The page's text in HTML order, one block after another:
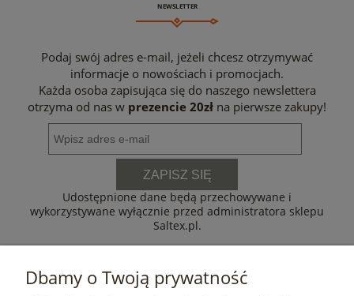
NEWSLETTER
Podaj swój adres e-mail, jeżeli chcesz otrzymywać
informacje o nowościach i promocjach.
Każda osoba zapisująca się do naszego newslettera
otrzyma od nas w prezencie 20zł na pierwsze zakupy!
ZAPISZ SIĘ
Udostępnione dane będą przechowywane i
wykorzystywane wyłącznie przed administratora sklepu
Saltex.pl.
Dbamy o Twoją prywatność